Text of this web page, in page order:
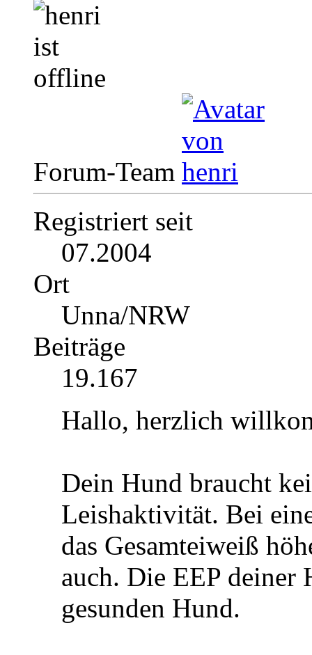
Forum-Team
Registriert seit
07.2004
Ort
Unna/NRW
Beiträge
19.167
Hallo, herzlich
Dein Hund braucht
Leishaktivität. Bei
das Gesamteiweiß
auch. Die EEP deiner
gesunden Hund.